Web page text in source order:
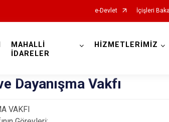
e-Devlet İçişleri
MAHALLİ
İDARELER
HİZMETLERİMİZ
Dayanışma Vakfı
VAKFI